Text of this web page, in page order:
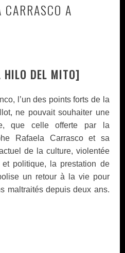
CARRASCO A
DEL MITO]
l’un des points forts de la
ne pouvait souhaiter une
que celle offerte par la
Rafaela Carrasco et sa
de la culture, violentée
politique, la prestation de
un retour à la vie pour
maltraités depuis deux ans.